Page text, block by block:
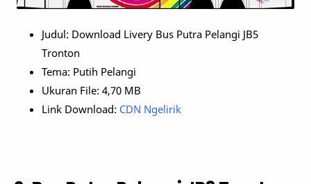
Judul: Download Livery Bus Putra Pelangi JB5
Tronton
Tema: Putih Pelangi
Ukuran File: 4,70 MB
Link Download: CDN Ngelirik